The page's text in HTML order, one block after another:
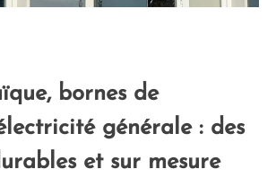
bornes de
générale : des
et sur mesure